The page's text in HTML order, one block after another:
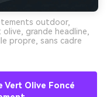
outdoor,
grande headline,
propre, sans cadre
Vert Olive Foncé